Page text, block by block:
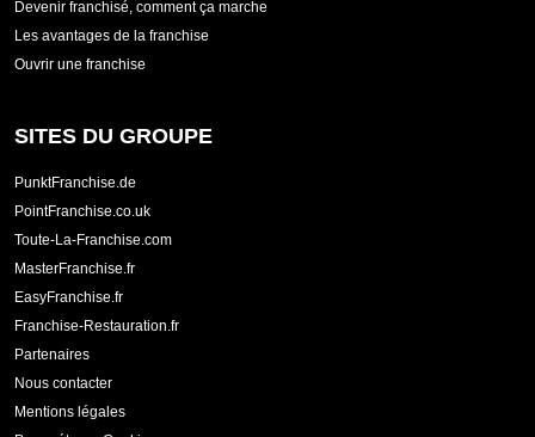
Devenir franchisé, comment ça marche
Les avantages de la franchise
Ouvrir une franchise
SITES DU GROUPE
PunktFranchise.de
PointFranchise.co.uk
Toute-La-Franchise.com
MasterFranchise.fr
EasyFranchise.fr
Franchise-Restauration.fr
Partenaires
Nous contacter
Mentions légales